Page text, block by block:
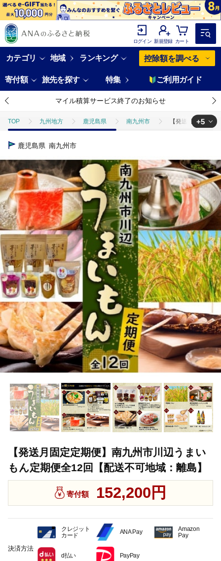
ログイン 新規登録 カート
カテゴリ 地域 ランキング 控除額を調べる
寄付額 旅先を探す 特集 ご利用ガイド
マイル積算サービス終了のお知らせ
TOP 九州地方 鹿児島県 南九州市 【発送月固定定
TOP
TOP 肉 牛肉 すき焼き(牛肉) 【発送月固定定期便】
TOP 牛肉 しゃぶしゃぶ(牛肉) 【発送月固定定期
TOP 肉 豚肉 すき焼き(豚肉) 【発送月固定定期便】
TOP 肉 豚肉 しゃぶしゃぶ(豚肉) 【発送月固定定期
+5
鹿児島県 南九州市
【発送月固定定期便】南九州市川辺うまい
もん定期便全12回【配送不可地域：離島】
寄付額 152,200円
決済方法
クレジット
カード
ANA Pay
Amazon
Pay
d払い PayPay